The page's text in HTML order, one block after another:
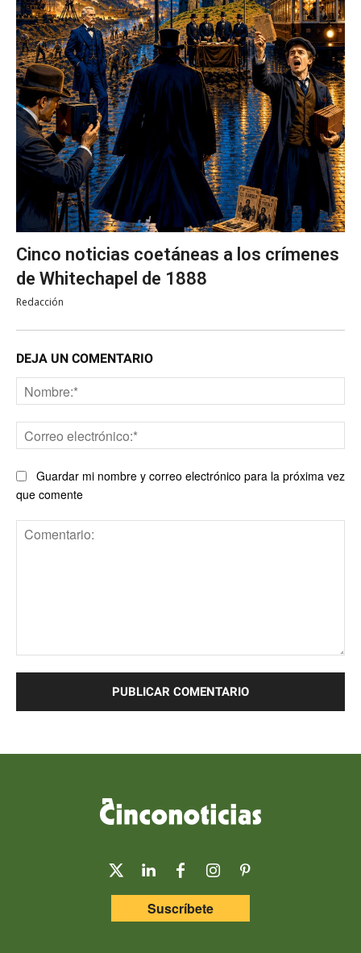
Cinco noticias coetáneas a los crímenes
de Whitechapel de 1888
Redacción
DEJA UN COMENTARIO
Guardar mi nombre y correo electrónico para la próxima vez
que comente
Suscríbete